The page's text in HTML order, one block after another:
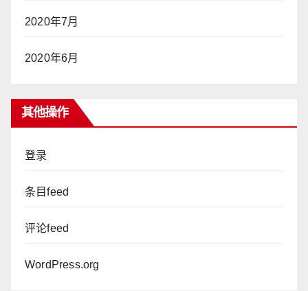
2020年7月
2020年6月
其他操作
登录
条目feed
评论feed
WordPress.org